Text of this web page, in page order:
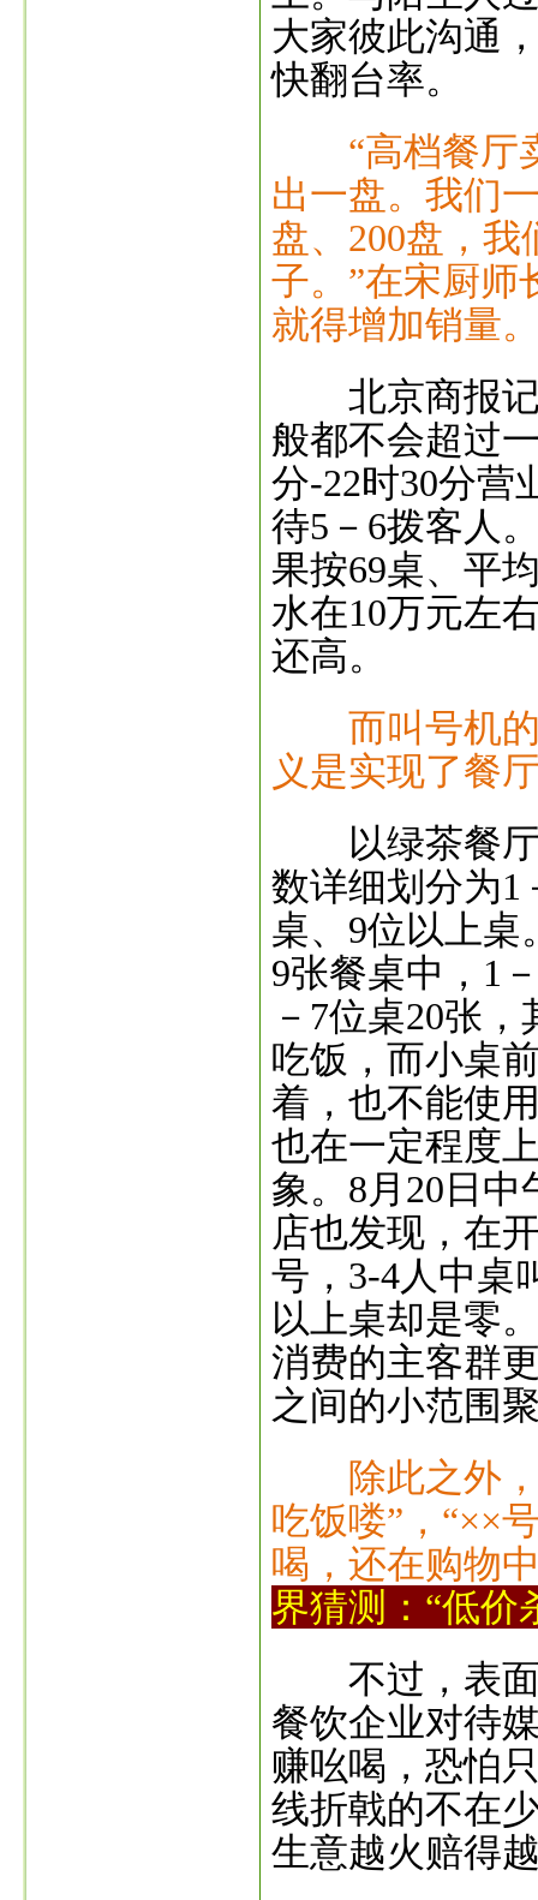
大家彼此沟通
快翻台率。
“高档餐厅
出一盘。我们
盘、200盘，
子。”在宋厨师
就得增加销量
北京商报记
般都不会超过
分-22时30分营
待5－6拨客人
果按69桌、平
水在10万元左
还高。
而叫号机
义是实现了餐
以绿茶餐厅
数详细划分为1
桌、9位以上桌
9张餐桌中，1
－7位桌20张
吃饭，而小桌
着，也不能使
也在一定程度
象。8月20日中
店也发现，在
号，3-4人中桌
以上桌却是零
消费的主客群
之间的小范围
除此之外
吃饭喽”，“××
喝，还在购物
界猜测：“低价
不过，表面
餐饮企业对待
赚吆喝，恐怕
线折戟的不在
生意越火赔得